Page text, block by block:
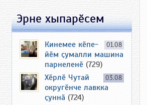
Эрне хыпарӗсем
01.08
Кинемее кӗпе-
йӗм ҫумалли машина
парнеленӗ (729)
03.08
Хӗрлӗ Чутай
округӗнче лавкка
ҫуннӑ (724)